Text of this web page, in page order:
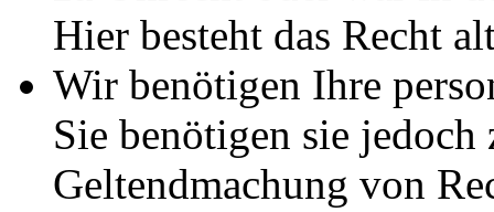
Hier besteht das Recht
Wir benötigen Ihre
Sie benötigen sie
Geltendmachung von